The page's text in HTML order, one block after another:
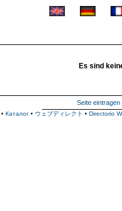
Es sind
Seite eintragen
• Каталог • ウェブディレクト • Directorio